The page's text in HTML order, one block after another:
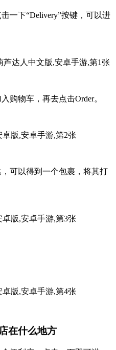
一下“Delivery”按键，可以进
购物车，再去点击Order。
可以得到一个包裹，将其打
在什么地方